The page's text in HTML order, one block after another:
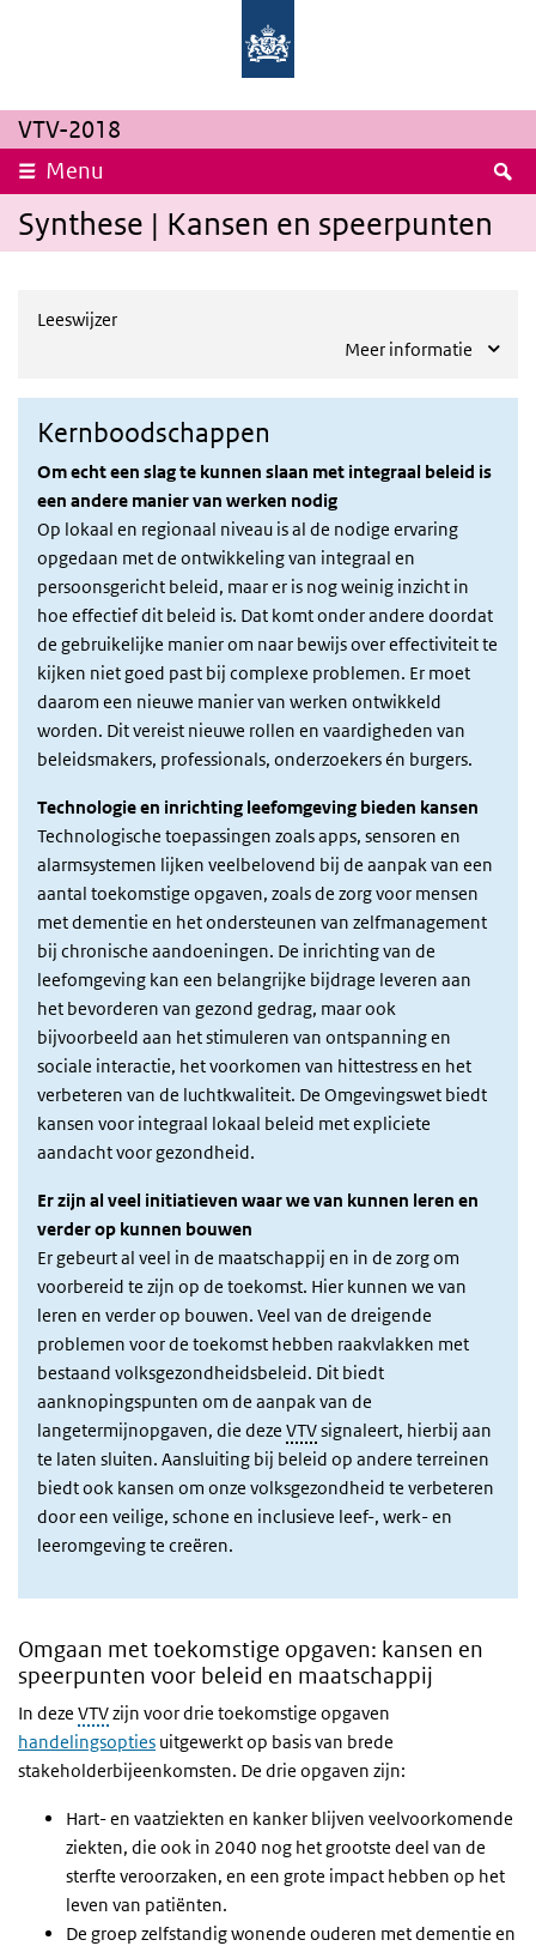
Overslaan en naar de inhoud gaan
VTV-2018
Menu
Synthese | Kansen en speerpunten
Leeswijzer
Meer informatie
Kernboodschappen
Om echt een slag te kunnen slaan met integraal beleid is
een andere manier van werken nodig
Op lokaal en regionaal niveau is al de nodige ervaring
opgedaan met de ontwikkeling van integraal en
persoonsgericht beleid, maar er is nog weinig inzicht in
hoe effectief dit beleid is. Dat komt onder andere doordat
de gebruikelijke manier om naar bewijs over effectiviteit te
kijken niet goed past bij complexe problemen. Er moet
daarom een nieuwe manier van werken ontwikkeld
worden. Dit vereist nieuwe rollen en vaardigheden van
beleidsmakers, professionals, onderzoekers én burgers.
Technologie en inrichting leefomgeving bieden kansen
Technologische toepassingen zoals apps, sensoren en
alarmsystemen lijken veelbelovend bij de aanpak van een
aantal toekomstige opgaven, zoals de zorg voor mensen
met dementie en het ondersteunen van zelfmanagement
bij chronische aandoeningen. De inrichting van de
leefomgeving kan een belangrijke bijdrage leveren aan
het bevorderen van gezond gedrag, maar ook
bijvoorbeeld aan het stimuleren van ontspanning en
sociale interactie, het voorkomen van hittestress en het
verbeteren van de luchtkwaliteit. De Omgevingswet biedt
kansen voor integraal lokaal beleid met expliciete
aandacht voor gezondheid.
Er zijn al veel initiatieven waar we van kunnen leren en
verder op kunnen bouwen
Er gebeurt al veel in de maatschappij en in de zorg om
voorbereid te zijn op de toekomst. Hier kunnen we van
leren en verder op bouwen. Veel van de dreigende
problemen voor de toekomst hebben raakvlakken met
bestaand volksgezondheidsbeleid. Dit biedt
aanknopingspunten om de aanpak van de
langetermijnopgaven, die deze VTVsignaleert, hierbij aan
te laten sluiten. Aansluiting bij beleid op andere terreinen
biedt ook kansen om onze volksgezondheid te verbeteren
door een veilige, schone en inclusieve leef-, werk- en
leeromgeving te creëren.
Omgaan met toekomstige opgaven: kansen en
speerpunten voor beleid en maatschappij
In deze VTVzijn voor drie toekomstige opgaven
handelingsopties uitgewerkt op basis van brede
stakeholderbijeenkomsten. De drie opgaven zijn:
Hart- en vaatziekten en kanker blijven veelvoorkomende
ziekten, die ook in 2040 nog het grootste deel van de
sterfte veroorzaken, en een grote impact hebben op het
leven van patiënten.
De groep zelfstandig wonende ouderen met dementie en